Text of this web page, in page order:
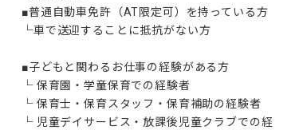
■普通自動車免許（AT限定可）を持っている方
└車で送迎することに抵抗がない方
■子どもと関わるお仕事の経験がある方
└ 保育園・学童保育での経験者
└ 保育士・保育スタッフ・保育補助の経験者
└ 児童デイサービス・放課後児童クラブでの経